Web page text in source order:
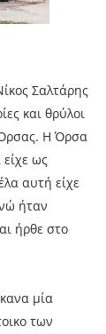
Σαλτάρης
και θρύλοι
Όρσας. Η Όρσα
ως
αυτή είχε
ήταν
ήρθε στο
μία
των